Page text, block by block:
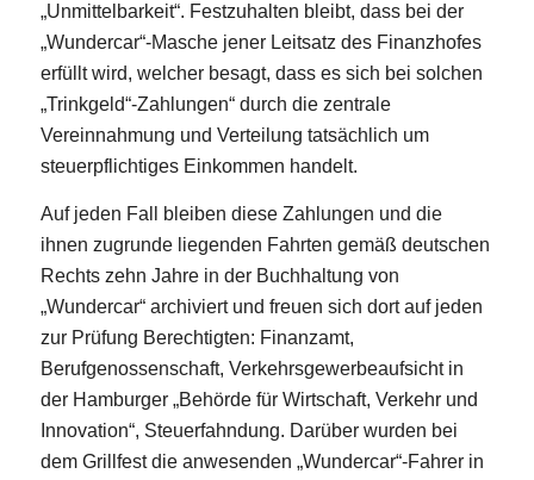
„Unmittelbarkeit“. Festzuhalten bleibt, dass bei der
„Wundercar“-Masche jener Leitsatz des Finanzhofes
erfüllt wird, welcher besagt, dass es sich bei solchen
„Trinkgeld“-Zahlungen“ durch die zentrale
Vereinnahmung und Verteilung tatsächlich um
steuerpflichtiges Einkommen handelt.
Auf jeden Fall bleiben diese Zahlungen und die
ihnen zugrunde liegenden Fahrten gemäß deutschen
Rechts zehn Jahre in der Buchhaltung von
„Wundercar“ archiviert und freuen sich dort auf jeden
zur Prüfung Berechtigten: Finanzamt,
Berufgenossenschaft, Verkehrsgewerbeaufsicht in
der Hamburger „Behörde für Wirtschaft, Verkehr und
Innovation“, Steuerfahndung. Darüber wurden bei
dem Grillfest die anwesenden „Wundercar“-Fahrer in